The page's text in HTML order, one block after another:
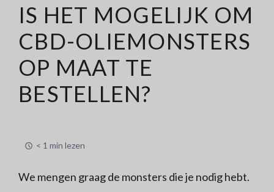
IS HET MOGELIJK OM
CBD-OLIEMONSTERS
OP MAAT TE
BESTELLEN?
< 1 min lezen
We mengen graag de monsters die je nodig hebt.